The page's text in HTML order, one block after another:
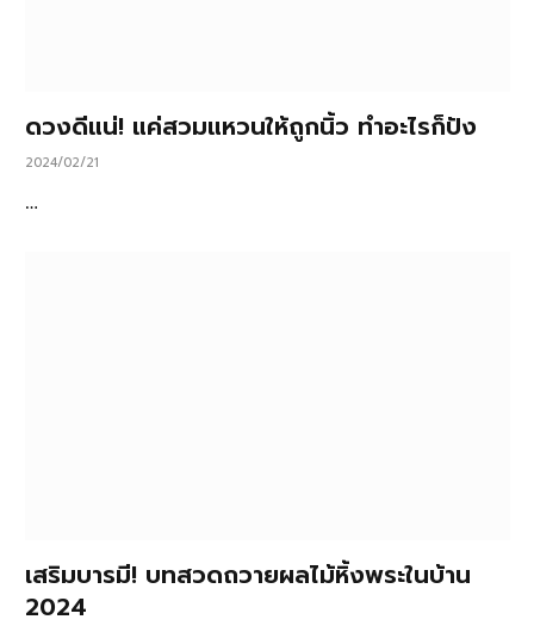
ดวงดีแน่! แค่สวมแหวนให้ถูกนิ้ว ทำอะไรก็ปัง
2024/02/21
…
เสริมบารมี! บทสวดถวายผลไม้หิ้งพระในบ้าน
2024